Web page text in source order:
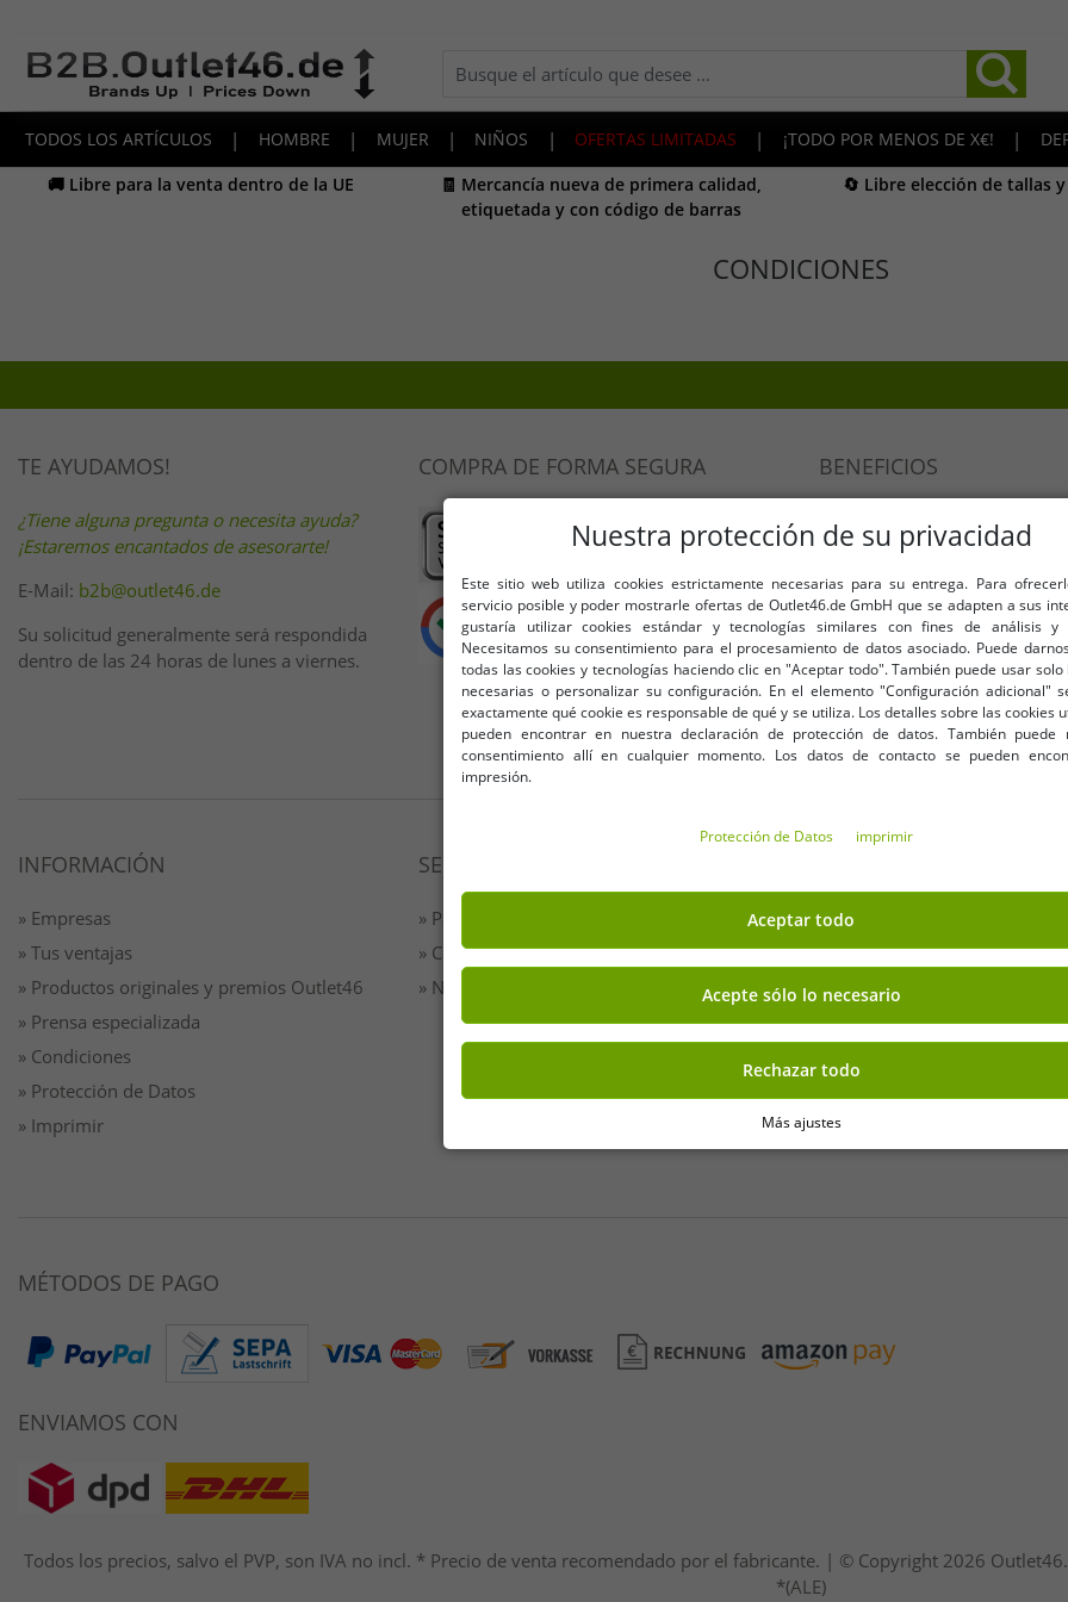
TODOS LOS ARTÍCULOS | HOMBRE | MUJER | NIÑOS | OFERTAS LIMITADAS | ¡TODO POR MENOS DE X€! |
🚚 Libre para la venta dentro de la UE
🧾 Mercancía nueva de primera calidad,
etiquetada y con código de barras
🔄 Libre elección de tallas
CONDICIONES
TE AYUDAMOS!
¿Tiene alguna pregunta o necesita ayuda?
¡Estaremos encantados de asesorarte!
E-Mail: b2b@outlet46.de
Su solicitud generalmente será respondida
dentro de las 24 horas de lunes a viernes.
COMPRA DE FORMA SEGURA BENEFICIOS
¡Productos de marca
embalaje original!
Mercancía nueva de
etiquetada y provista de un
barras.
Disponible gratuitamente
El valor mínimo del pedido
netos | Sin cantidad mínima
Ofertas hasta un 90% más
Libre elección de tamaños
INFORMACIÓN
» Empresas
» Tus ventajas
» Productos originales y premios Outlet46
» Prensa especializada
» Condiciones
» Protección de Datos
» Imprimir
SERVICIO
» Pago y envio
» Contacto
» Newsletter
» Programa de socios afiliados
MÉTODOS DE PAGO
ENVIAMOS CON
Todos los precios, salvo el PVP, son IVA no incl. * Precio de venta recomendado por el fabricante. | © Copyright 2026
*(ALE)
Nuestra protección de su privacidad
Este sitio web utiliza cookies estrictamente necesarias para su entrega. Para
servicio posible y poder mostrarle ofertas de Outlet46.de GmbH que se adapten a sus
gustaría utilizar cookies estándar y tecnologías similares con fines de análisis y
Necesitamos su consentimiento para el procesamiento de datos asociado. Puede
todas las cookies y tecnologías haciendo clic en "Aceptar todo". También puede usar solo
necesarias o personalizar su configuración. En el elemento "Configuración adicional"
exactamente qué cookie es responsable de qué y se utiliza. Los detalles sobre las cookies
pueden encontrar en nuestra declaración de protección de datos. También puede
consentimiento allí en cualquier momento. Los datos de contacto se pueden
impresión.
Protección de Datos imprimir
Aceptar todo
Acepte sólo lo necesario
Rechazar todo
Más ajustes